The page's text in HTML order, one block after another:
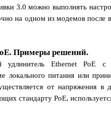
3.0 можно выполнять
на одном из модемов после
Примеры решений.
удлинитель Ethernet PoE
локального питания или
от напряжения
стандарту PoE,